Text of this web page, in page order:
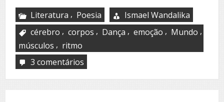
Literatura , Poesia
Ismael Wandalika
cérebro , corpos , Dança , emoção , Mundo ,
músculos , ritmo
3 comentários
trás